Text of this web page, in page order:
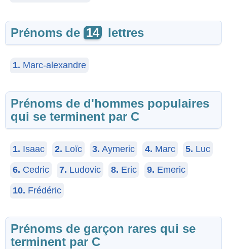
Prénoms de 14 lettres
1. Marc-alexandre
Prénoms de d'hommes populaires
qui se terminent par C
1. Isaac 2. Loïc 3. Aymeric 4. Marc 5. Luc
6. Cedric 7. Ludovic 8. Eric 9. Emeric
10. Frédéric
Prénoms de garçon rares qui se
terminent par C